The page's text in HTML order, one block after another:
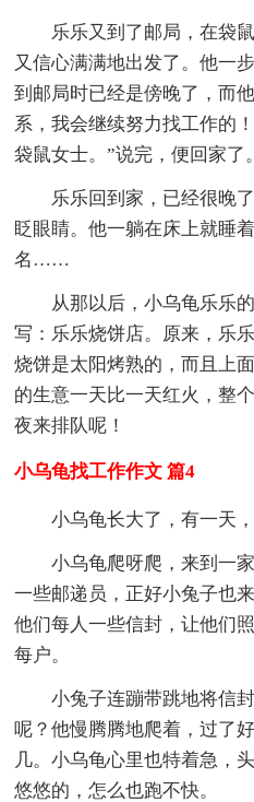
乐乐又到了邮局，在袋鼠
又信心满满地出发了。他一
到邮局时已经是傍晚了，而
系，我会继续努力找工作的
袋鼠女士。”说完，便回家了。
乐乐回到家，已经很晚了
眨眼睛。他一躺在床上就睡
名……
从那以后，小乌龟乐乐的
写：乐乐烧饼店。原来，乐
烧饼是太阳烤熟的，而且上
的生意一天比一天红火，整
夜来排队呢！
小乌龟找工作作文 篇4
小乌龟长大了，有一天，
小乌龟爬呀爬，来到一家
一些邮递员，正好小兔子也
他们每人一些信封，让他们
每户。
小兔子连蹦带跳地将信封
呢？他慢腾腾地爬着，过了
几。小乌龟心里也特着急，
悠悠的，怎么也跑不快。